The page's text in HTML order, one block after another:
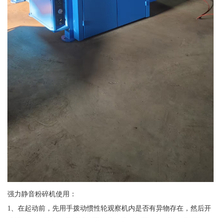
强力静音粉碎机使用：
1、在起动前，先用手拨动惯性轮观察机内是否有异物存在，然后开